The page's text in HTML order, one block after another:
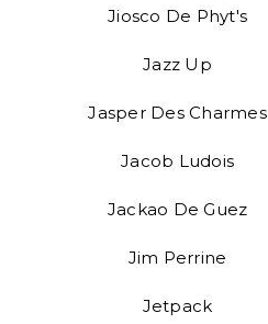
Jiosco De Phyt's
Jazz Up
Jasper Des Charmes
Jacob Ludois
Jackao De Guez
Jim Perrine
Jetpack